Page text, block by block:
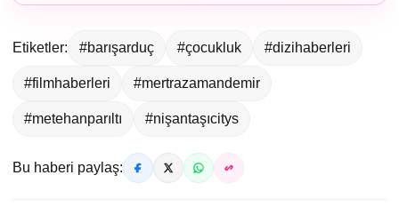
Etiketler: #barışarduç #çocukluk #dizihaberleri
#filmhaberleri #mertrazamandemir
#metehanparıltı #nişantaşıcitys
Bu haberi paylaş: